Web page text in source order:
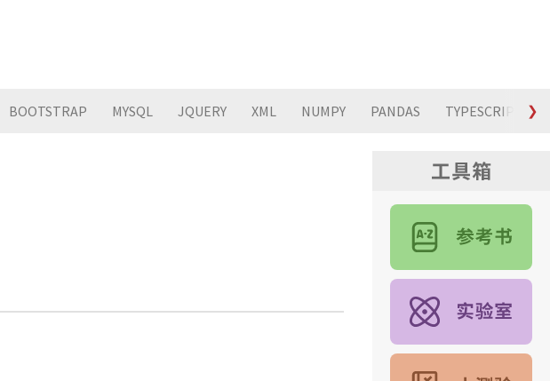
BOOTSTRAP MYSQL JQUERY XML NUMPY PANDAS TYPESCRIPT ❯